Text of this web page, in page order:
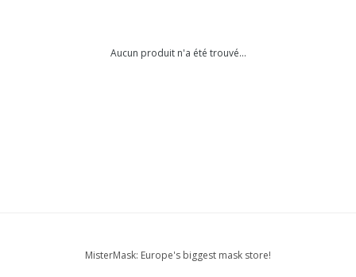
Aucun produit n'a été trouvé...
MisterMask: Europe's biggest mask store!